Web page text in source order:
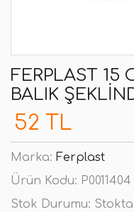
FERPLAST 15
BALIK
52 TL
Marka: Ferplast
Ürün Kodu: P0011404
Stok Durumu: